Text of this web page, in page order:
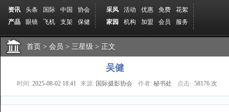
资讯 头条 国际 中国 协会 采风 活动 优惠 免费
花絮
产品
眼镜 飞机 支架 保健 家园 机构 加盟 会员
服务
地方
吉林 广西 山东 加拿大 空间 认证 寻友 发图
分享
学院
分院 导师 课程 报名 商城
媒体
记者 报纸 杂志 视频 展赛 赛事 展馆 直通车 更多
首页 > 会员 > 三星级 > 正文
吴健
时间: 2025-08-02 18:41 来源: 国际摄影协会 作者: 秘书处 点击: 58176 次